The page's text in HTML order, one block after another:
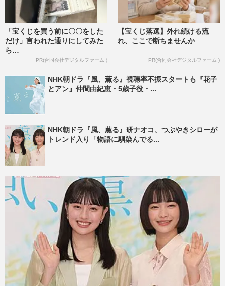
「宝くじを買う前に〇〇をした
だけ」言われた通りにしてみた
ら…
PR(合同会社デジタルファーム )
【宝くじ落選】外れ続ける流
れ、ここで断ちませんか
PR(合同会社デジタルファーム )
NHK朝ドラ『風、薫る』視聴率不振スタートも『花子
とアン』仲間由紀恵・5歳子役・...
NHK朝ドラ『風、薫る』研ナオコ、つぶやきシローが
トレンド入り「物語に馴染んでる...